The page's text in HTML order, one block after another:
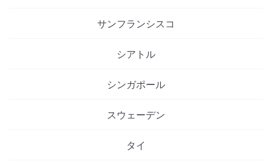
サンフランシスコ
シアトル
シンガポール
スウェーデン
タイ